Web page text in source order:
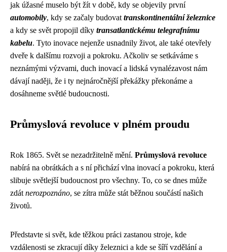
jak úžasné muselo být žít v době, kdy se objevily první
automobily, kdy se začaly budovat transkontinentální železnice
a kdy se svět propojil díky transatlantickému telegrafnímu
kabelu. Tyto inovace nejenže usnadnily život, ale také otevřely
dveře k dalšímu rozvoji a pokroku. Ačkoliv se setkáváme s
neznámými výzvami, duch inovací a lidská vynalézavost nám
dávají naději, že i ty nejnáročnější překážky překonáme a
dosáhneme světlé budoucnosti.
Průmyslová revoluce v plném proudu
Rok 1865. Svět se nezadržitelně mění. Průmyslová revoluce
nabírá na obrátkách a s ní přichází vlna inovací a pokroku, která
slibuje světlejší budoucnost pro všechny. To, co se dnes může
zdát nerozpoznáno, se zítra může stát běžnou součástí našich
životů.
Představte si svět, kde těžkou práci zastanou stroje, kde
vzdálenosti se zkracují díky železnici a kde se šíří vzdělání a